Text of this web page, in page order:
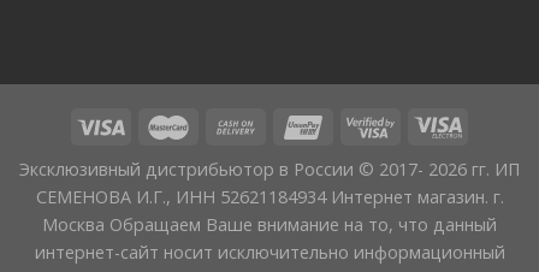
Эксклюзивный дистрибьютор в России © 2017- 2026 гг. ИП
СЕМЕНОВА И.Г., ИНН 52621184934 Интернет магазин. г.
Москва Обращаем Ваше внимание на то, что данный
интернет-сайт носит исключительно информационный